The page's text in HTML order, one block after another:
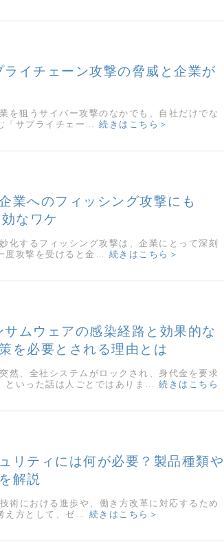
ライチェーン攻撃の脅威と企業が
を狙うサイバー攻撃のなかでも、自社だけでな
「サプライチェー… 続きはこちら＞
業へのフィッシング攻撃にも
なワケ
化するフィッシング攻撃は、企業にとって深刻
度攻撃を受けると金… 続きはこちら＞
サムウェアの感染経路と効果的な
を必要とされる理由とは
然、全社システムがロックされ、身代金を要求
といった話は人ごとではありま… 続きはこちら
リティには何が必要？製品種類や
解説
術における進歩や、働き方改革に対応するため
え方として、ゼ… 続きはこちら＞